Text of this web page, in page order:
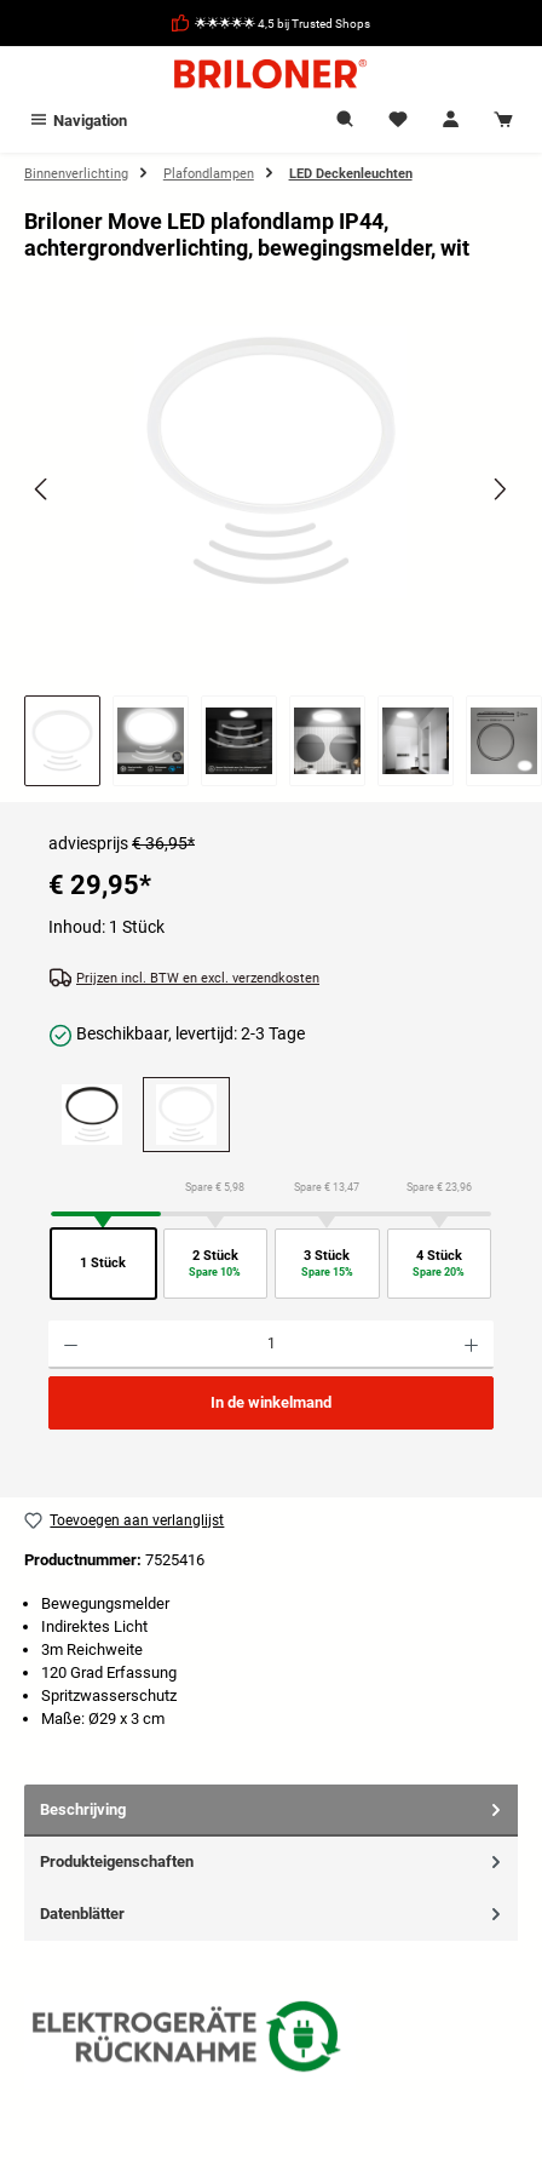
🌟🌟🌟🌟🌟 4,5 bij Trusted Shops
Navigation
Binnenverlichting Plafondlampen LED Deckenleuchten
Briloner Move LED plafondlamp IP44,
achtergrondverlichting, bewegingsmelder, wit
adviesprijs€ 36,95*
€ 29,95*
Inhoud: 1 Stück
Prijzen incl. BTW en excl. verzendkosten
Beschikbaar, levertijd: 2-3 Tage
1 Stück
Spare € 5,98
2 Stück
Spare 10%
Spare € 13,47
3 Stück
Spare 15%
Spare € 23,96
4 Stück
Spare 20%
In de winkelmand
Toevoegen aan verlanglijst
Productnummer: 7525416
Bewegungsmelder
Indirektes Licht
3m Reichweite
120 Grad Erfassung
Spritzwasserschutz
Maße: Ø29 x 3 cm
Beschrijving
Produkteigenschaften
Datenblätter